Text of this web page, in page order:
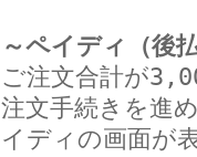
～ペイディ（後
ご注文合計が
注文手続きを進
イディの画面が